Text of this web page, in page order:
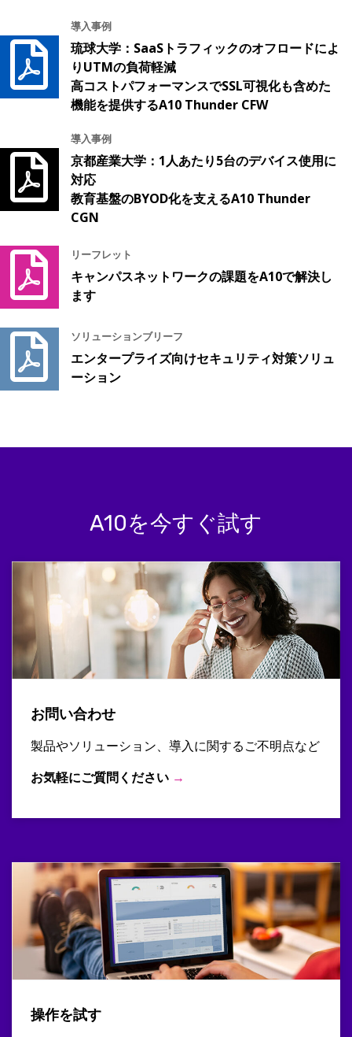
導入事例
琉球大学：SaaSトラフィックのオフロードによ
りUTMの負荷軽減
高コストパフォーマンスでSSL可視化も含めた
機能を提供するA10 Thunder CFW
導入事例
京都産業大学：1人あたり5台のデバイス使用に
対応
教育基盤のBYOD化を支えるA10 Thunder
CGN
リーフレット
キャンパスネットワークの課題をA10で解決し
ます
ソリューションブリーフ
エンタープライズ向けセキュリティ対策ソリュ
ーション
A10を今すぐ試す
お問い合わせ
製品やソリューション、導入に関するご不明点など
お気軽にご質問ください →
操作を試す